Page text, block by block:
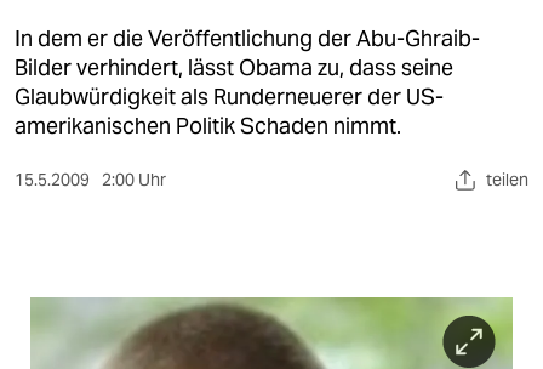
kultur
sport
verlag
In dem er die Veröffentlichung der Abu-Ghraib-
Bilder verhindert, lässt Obama zu, dass seine
Glaubwürdigkeit als Runderneuerer der US-
amerikanischen Politik Schaden nimmt.
15.5.2009 2:00 Uhr teilen